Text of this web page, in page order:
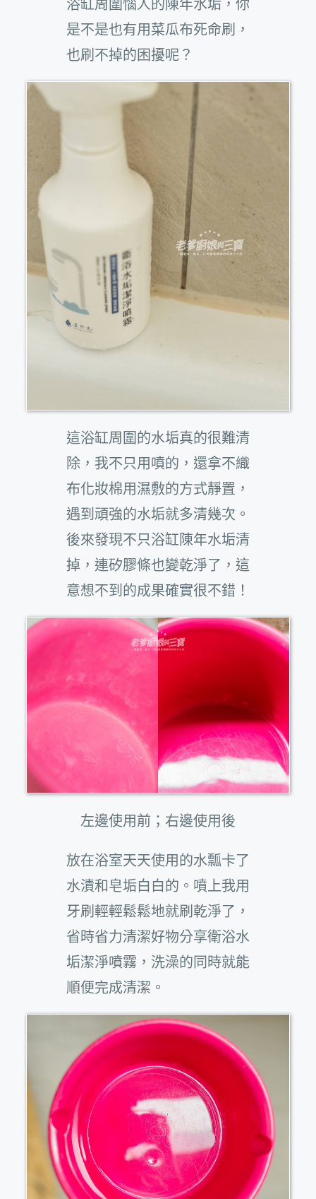
是不是也有用菜瓜布死命刷，
也刷不掉的困擾呢？
這浴缸周圍的水垢真的很難清
除，我不只用噴的，還拿不織
布化妝棉用濕敷的方式靜置，
遇到頑強的水垢就多清幾次。
後來發現不只浴缸陳年水垢清
掉，連矽膠條也變乾淨了，這
意想不到的成果確實很不錯！
左邊使用前；右邊使用後
放在浴室天天使用的水瓢卡了
水漬和皂垢白白的。噴上我用
牙刷輕輕鬆鬆地就刷乾淨了，
省時省力清潔好物分享衛浴水
垢潔淨噴霧，洗澡的同時就能
順便完成清潔。